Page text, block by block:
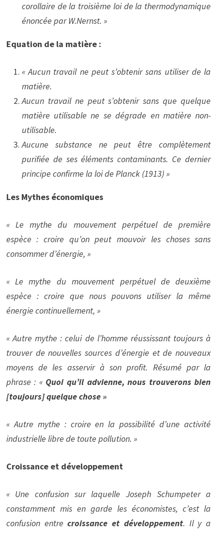
corollaire de la troisième loi de la thermodynamique
énoncée par W.Nernst. »
Equation de la matière :
« Aucun travail ne peut s’obtenir sans utiliser de la
matière.
Aucun travail ne peut s’obtenir sans que quelque
matière utilisable ne se dégrade en matière non-
utilisable.
Aucune substance ne peut être complètement
purifiée de ses éléments contaminants. Ce dernier
principe confirme la loi de Planck (1913) »
Les Mythes économiques
« Le mythe du mouvement perpétuel de première
espèce : croire qu’on peut mouvoir les choses sans
consommer d’énergie, »
« Le mythe du mouvement perpétuel de deuxième
espèce : croire que nous pouvons utiliser la même
énergie continuellement, »
« Autre mythe : celui de l’homme réussissant toujours à
trouver de nouvelles sources d’énergie et de nouveaux
moyens de les asservir à son profit. Résumé par la
phrase : « Quoi qu’il advienne, nous trouverons bien
[toujours] quelque chose »
« Autre mythe : croire en la possibilité d’une activité
industrielle libre de toute pollution. »
Croissance et développement
« Une confusion sur laquelle Joseph Schumpeter a
constamment mis en garde les économistes, c’est la
confusion entrecroissance et développement. Il y a